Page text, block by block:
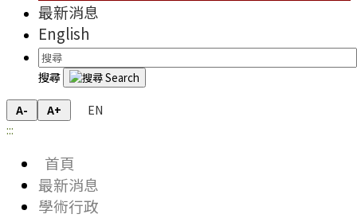
最新消息
English
搜尋
A- A+
EN
:::
首頁
最新消息
學術行政